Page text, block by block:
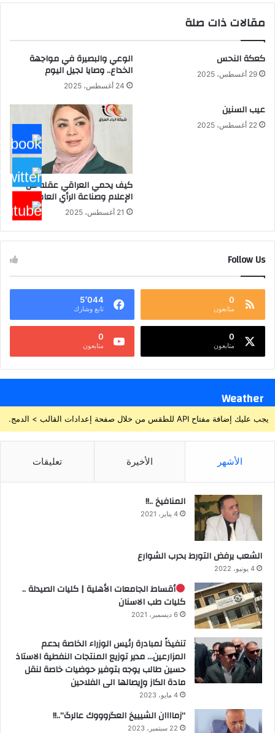
مقالات ذات صلة
كعكة النحس
29 أغسطس، 2025
الوعي والبصيرة في مواجهة
الخداع.. وصايا لجيل اليوم
24 أغسطس، 2025
عيب السنين
22 أغسطس، 2025
كيف يحمي العراقي عقله من
الإعلام وصناعة الرأي العام؟
21 أغسطس، 2025
Follow Us
0
متابعون
5٬044
تابع وشارك
0
متابعون
0
متابعون
Weather
يجب عليك إضافة مفتاح API للطقس من خلال صفحة إعدادات القالب > الدمج.
الأشهر الأخيرة تعليقات
المنافيخ ..!!
4 يناير، 2021
الشعب يرفض التورط بحرب الشوارع
4 يونيو، 2022
أقساط الجامعات الأهلية | كليات الصيدلة ..
كليات طب الاسنان
6 ديسمبر، 2021
تنفيذاً لمبادرة رئيس الوزراء الخاصة بدعم
المزارعين… مدير توزيع المنتجات النفطية الاستاذ
حسين طالب يوجه بتوفير حوضيات خاصة لنقل
مادة الكاز وإيصالها الى الفلاحين
4 مايو، 2023
“زماااان الشيييخ العگروووك عالرگ”..!!
22 سبتمبر، 2023